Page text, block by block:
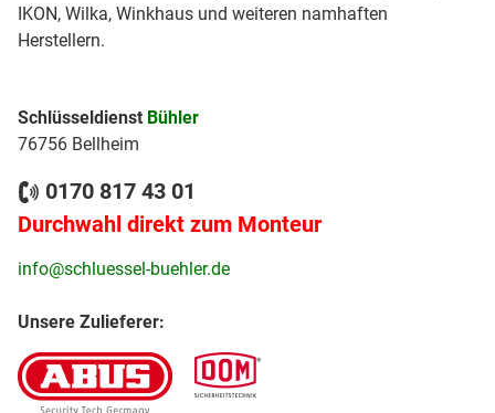
IKON, Wilka, Winkhaus und weiteren namhaften
Herstellern.
Schlüsseldienst Bühler
76756 Bellheim
0170 817 43 01
Durchwahl direkt zum Monteur
info@schluessel-buehler.de
Unsere Zulieferer: